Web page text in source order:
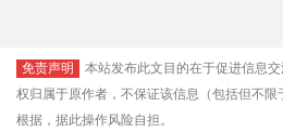
免责声明
本站发布此文目的在于促进信息
权归属于原作者，不保证该信息（包括但不
根据，据此操作风险自担。